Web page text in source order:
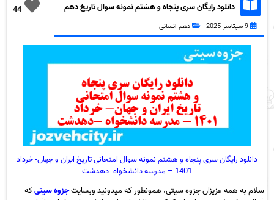
44
دانلود رایگان سری پنجاه و هشتم نمونه سوال تاریخ دهم
انسانی به همراه pdf
9 سپتامبر 2025 دهم انسانی
دانلود رایگان سری پنجاه و هشتم نمونه سوال امتحانی تاریخ ایران و جهان- خرداد
1401 – مدرسه دانشخواه -دهدشت
سلام به همه عزیزان جزوه سیتی، همونطور که میدونید وبسایتجزوه سیتیکه